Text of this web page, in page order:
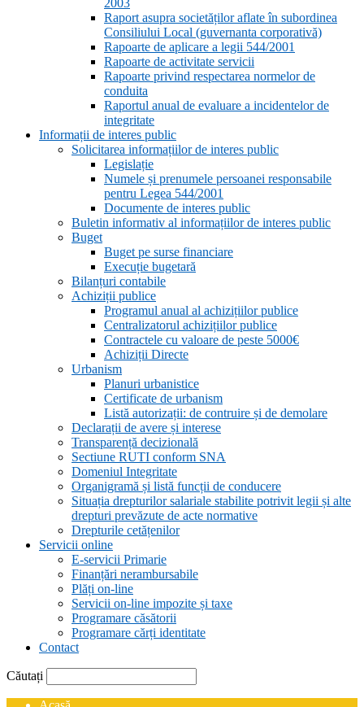
2003
Raport asupra societăților aflate în subordinea
Consiliului Local (guvernanta corporativă)
Rapoarte de aplicare a legii 544/2001
Rapoarte de activitate servicii
Rapoarte privind respectarea normelor de
conduita
Raportul anual de evaluare a incidentelor de
integritate
Informații de interes public
Solicitarea informațiilor de interes public
Legislație
Numele și prenumele persoanei responsabile
pentru Legea 544/2001
Documente de interes public
Buletin informativ al informațiilor de interes public
Buget
Buget pe surse financiare
Execuție bugetară
Bilanțuri contabile
Achiziții publice
Programul anual al achizițiilor publice
Centralizatorul achizițiilor publice
Contractele cu valoare de peste 5000€
Achiziții Directe
Urbanism
Planuri urbanistice
Certificate de urbanism
Listă autorizații: de contruire și de demolare
Declarații de avere și interese
Transparență decizională
Sectiune RUTI conform SNA
Domeniul Integritate
Organigramă și listă funcții de conducere
Situația drepturilor salariale stabilite potrivit legii și alte
drepturi prevăzute de acte normative
Drepturile cetățenilor
Servicii online
E-servicii Primarie
Finanțări nerambursabile
Plăți on-line
Servicii on-line impozite și taxe
Programare căsătorii
Programare cărți identitate
Contact
Căutați